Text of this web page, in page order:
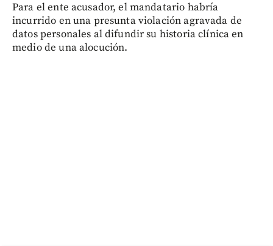
Para el ente acusador, el mandatario habría
incurrido en una presunta violación agravada de
datos personales al difundir su historia clínica en
medio de una alocución.